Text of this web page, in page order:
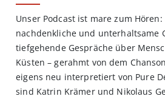
Unser Podcast ist mare zum
nachdenkliche und unterhaltsame
tiefgehende Gespräche über
Küsten – gerahmt von dem
eigens neu interpretiert von Pure
sind Katrin Krämer und Nikolaus